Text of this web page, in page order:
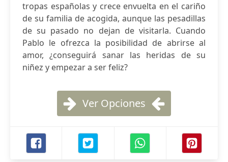
tropas españolas y crece envuelta en el cariño
de su familia de acogida, aunque las pesadillas
de su pasado no dejan de visitarla. Cuando
Pablo le ofrezca la posibilidad de abrirse al
amor, ¿conseguirá sanar las heridas de su
niñez y empezar a ser feliz?
Ver Opciones